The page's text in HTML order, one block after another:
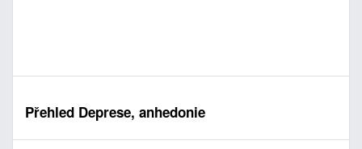
Přehled Deprese, anhedonie